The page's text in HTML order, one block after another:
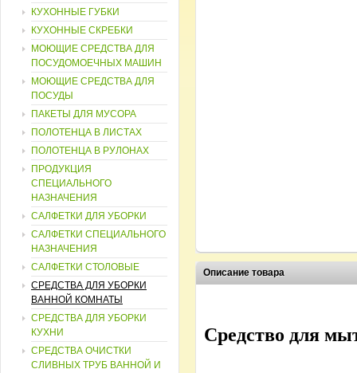
Описание товара
Средство для
КУХОННЫЕ ГУБКИ
КУХОННЫЕ СКРЕБКИ
МОЮЩИЕ СРЕДСТВА ДЛЯ
ПОСУДОМОЕЧНЫХ МАШИН
МОЮЩИЕ СРЕДСТВА ДЛЯ
ПОСУДЫ
ПАКЕТЫ ДЛЯ МУСОРА
ПОЛОТЕНЦА В ЛИСТАХ
ПОЛОТЕНЦА В РУЛОНАХ
ПРОДУКЦИЯ
СПЕЦИАЛЬНОГО
НАЗНАЧЕНИЯ
САЛФЕТКИ ДЛЯ УБОРКИ
САЛФЕТКИ СПЕЦИАЛЬНОГО
НАЗНАЧЕНИЯ
САЛФЕТКИ СТОЛОВЫЕ
СРЕДСТВА ДЛЯ УБОРКИ
ВАННОЙ КОМНАТЫ
СРЕДСТВА ДЛЯ УБОРКИ
КУХНИ
СРЕДСТВА ОЧИСТКИ
СЛИВНЫХ ТРУБ ВАННОЙ И